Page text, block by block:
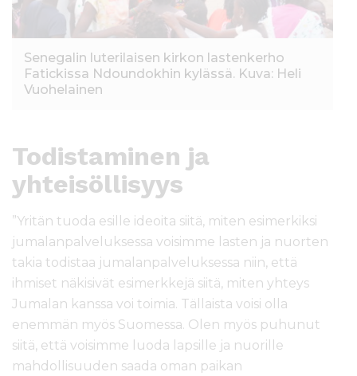
Senegalin luterilaisen kirkon lastenkerho
Fatickissa Ndoundokhin kylässä. Kuva: Heli
Vuohelainen
Todistaminen ja
yhteisöllisyys
”Yritän tuoda esille ideoita siitä, miten esimerkiksi
jumalanpalveluksessa voisimme lasten ja nuorten
takia todistaa jumalanpalveluksessa niin, että
ihmiset näkisivät esimerkkejä siitä, miten yhteys
Jumalan kanssa voi toimia. Tällaista voisi olla
enemmän myös Suomessa. Olen myös puhunut
siitä, että voisimme luoda lapsille ja nuorille
mahdollisuuden saada oman paikan